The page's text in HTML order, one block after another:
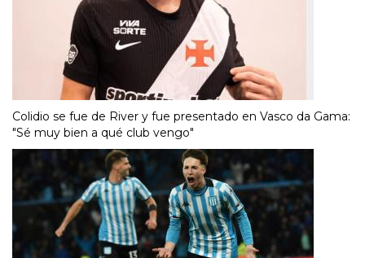
Colidio se fue de River y fue presentado en Vasco da Gama:
"Sé muy bien a qué club vengo"